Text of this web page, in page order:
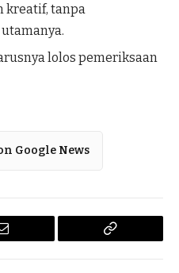
kreatif, tanpa
lolos pemeriksaan
Google News
Email
Copy